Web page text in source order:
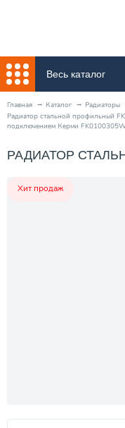
Весь каталог
Главная Каталог Радиаторы
Радиатор стальной профильный
подключением Керми
РАДИАТОР
Хит продаж